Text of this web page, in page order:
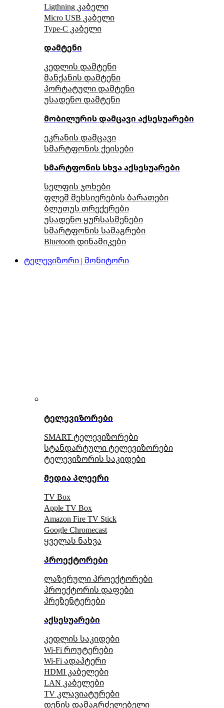
Ligthning კაბელი
Micro USB კაბელი
Type-C კაბელი
დამტენი
კედლის დამტენი
მანქანის დამტენი
პორტატული დამტენი
უსადენო დამტენი
მობილურის დამცავი აქსესუარები
ეკრანის დამცავი
სმარტფონის ქეისები
სმარტფონის სხვა აქსესუარები
სელფის ჯოხები
ფლეშ მეხსიერების ბარათები
ბლუთუს თრექერები
უსადენო ყურსასმენები
სმარტფონის სამაგრები
Bluetooth დინამიკები
ტელევიზორი | მონიტორი
ტელევიზორები
SMART ტელევიზორები
სტანდარტული ტელევიზორები
ტელევიზორის საკიდები
მედია პლეერი
TV Box
Apple TV Box
Amazon Fire TV Stick
Google Chromecast
ყველას ნახვა
პროექტორები
ლაზერული პროექტორები
პროექტორის დაფები
პრეზენტერები
აქსესუარები
კედლის საკიდები
Wi-Fi როუტერები
Wi-Fi ადაპტერი
HDMI კაბელები
LAN კაბელები
TV კლავიატურები
დენის დამაგრძელებელი